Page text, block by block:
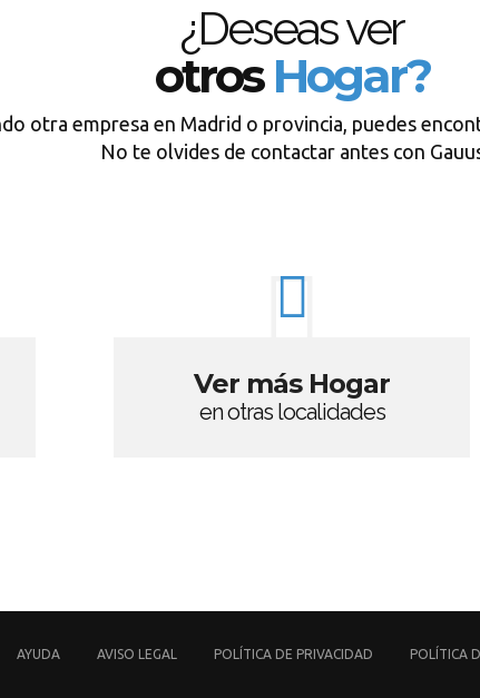
¿Deseas ver
otrosHogar?
otra empresa en Madrid o provincia, puedes
No te olvides de contactar antes con
Ver más Hogar
en otras localidades
AYUDA AVISO LEGAL POLÍTICA DE PRIVACIDAD POLÍTICA